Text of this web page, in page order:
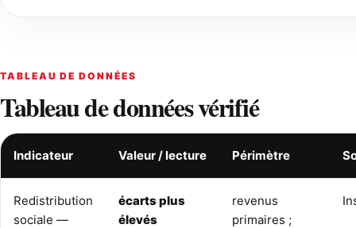
TABLEAU DE DONNÉES
Tableau de données vérifié
Indicateur Valeur / lecture Périmètre
Redistribution
sociale —
écarts plus
élevés
revenus
primaires ;